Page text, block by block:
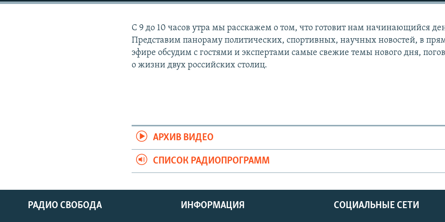
С 9 до 10 часов утра мы расскажем о том, что готовит нам начинающийся
Представим панораму политических, спортивных, научных новостей, в
эфире обсудим с гостями и экспертами самые свежие темы нового дня,
о жизни двух российских столиц.
АРХИВ ВИДЕО
СПИСОК РАДИОПРОГРАММ
СОЦИАЛЬНЫЕ СЕТИ
РАДИО СВОБОДА ИНФОРМАЦИЯ